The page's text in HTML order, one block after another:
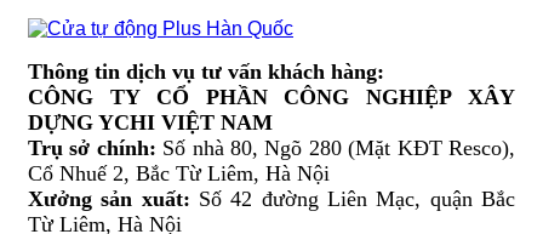
Thông tin dịch vụ tư vấn khách hàng:
CÔNG TY CỔ PHẦN CÔNG NGHIỆP XÂY
DỰNG YCHI VIỆT NAM
Trụ sở chính: Số nhà 80, Ngõ 280 (Mặt KĐT Resco),
Cổ Nhuế 2, Bắc Từ Liêm, Hà Nội
Xưởng sản xuất: Số 42 đường Liên Mạc, quận Bắc
Từ Liêm, Hà Nội